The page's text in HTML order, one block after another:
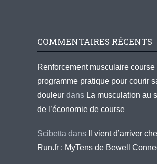
COMMENTAIRES RÉCENTS
Renforcement musculaire course
programme pratique pour courir
douleur dans La musculation au
de l’économie de course
Scibetta dans
Il vient d’arriver
Run.fr : MyTens de Bewell